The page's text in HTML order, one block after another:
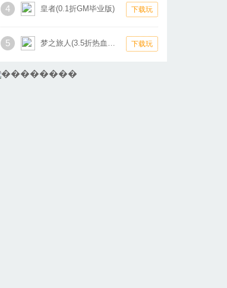
4 皇者(0.1折GM毕业版) 下载玩
5 梦之旅人(3.5折热血霸业) 下载玩